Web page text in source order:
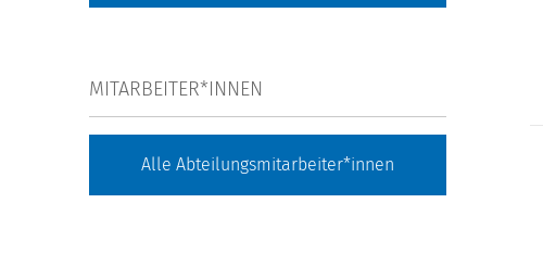
MITARBEITER*INNEN
Alle Abteilungsmitarbeiter*innen